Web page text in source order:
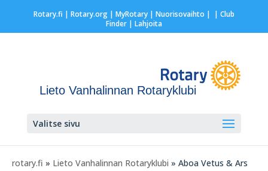
Rotary.fi | Rotary.org| MyRotary | Nuorisovaihto | | Club
Finder| Lahjoita
Lieto Vanhalinnan Rotaryklubi
Valitse sivu
rotary.fi » Lieto Vanhalinnan Rotaryklubi » Aboa Vetus & Ars